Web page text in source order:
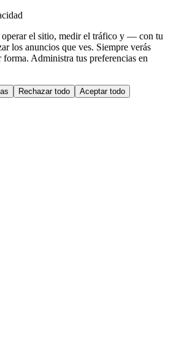
operar el sitio, medir el tráfico y — con tu
los anuncios que ves. Siempre verás
forma. Administra tus preferencias en
Rechazar todo Aceptar todo